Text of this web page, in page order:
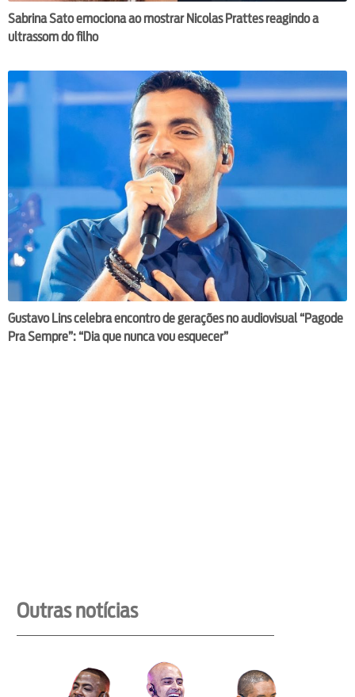
Sabrina Sato emociona ao mostrar Nicolas Prattes reagindo a
ultrassom do filho
Gustavo Lins celebra encontro de gerações no audiovisual “Pagode
Pra Sempre”: “Dia que nunca vou esquecer”
Outras notícias